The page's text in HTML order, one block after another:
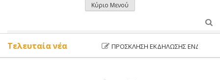
Κύριο Μενού
ΠΡΌΣΚΛΗΣΗ ΕΚΔΉΛΩΣΗΣ
Τελευταία νέα